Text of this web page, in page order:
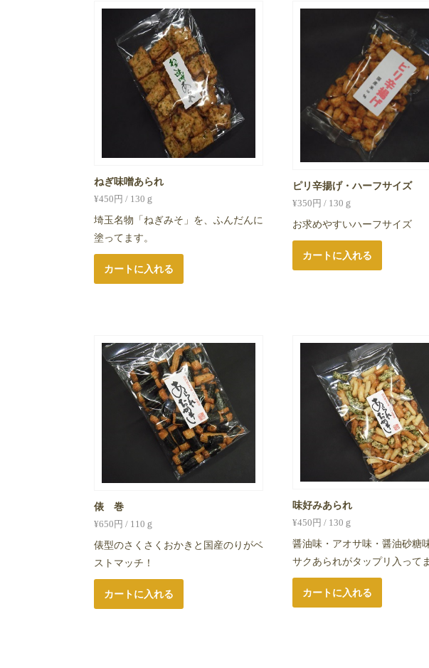
ねぎ味噌あられ
¥450 円 / 130ｇ
埼玉名物「ねぎみそ」を、ふんだんに
塗ってます。
カートに入れる
ピリ辛揚げ・ハーフサイズ
¥350 円 / 130ｇ
お求めやすいハーフサイズ
カートに入れる
俵 巻
¥650 円 / 110ｇ
俵型のさくさくおかきと国産のりがベ
ストマッチ！
カートに入れる
味好みあられ
¥450 円 / 130ｇ
醤油味・アオサ味・醤油砂糖
サクあられがタップリ入って
カートに入れる